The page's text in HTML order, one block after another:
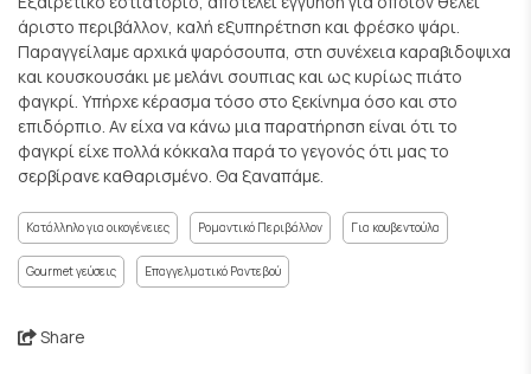
άριστο περιβάλλον, καλή εξυπηρέτηση και φρέσκο ψάρι.
Παραγγείλαμε αρχικά ψαρόσουπα, στη συνέχεια καραβιδοψιχα
και κουσκουσάκι με μελάνι σουπιας και ως κυρίως πιάτο
φαγκρί. Υπήρχε κέρασμα τόσο στο ξεκίνημα όσο και στο
επιδόρπιο. Αν είχα να κάνω μια παρατήρηση είναι ότι το
φαγκρί είχε πολλά κόκκαλα παρά το γεγονός ότι μας το
σερβίρανε καθαρισμένο. Θα ξαναπάμε.
Κατάλληλο για οικογένειες Ρομαντικό Περιβάλλον Για κουβεντούλα
Gourmet γεύσεις Επαγγελματικό Ραντεβού
Share